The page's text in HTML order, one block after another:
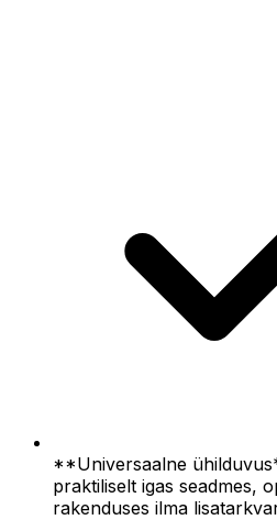
**Universaalne
praktiliselt igas seadmes,
rakenduses ilma